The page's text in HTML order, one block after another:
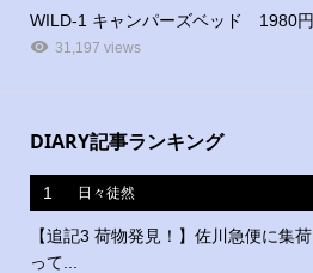
WILD-1 キャンパーズベッド 1980
31,197 views
DIARY記事ランキング
1 日々徒然
【追記3 荷物発見！】佐川急便に集
って...